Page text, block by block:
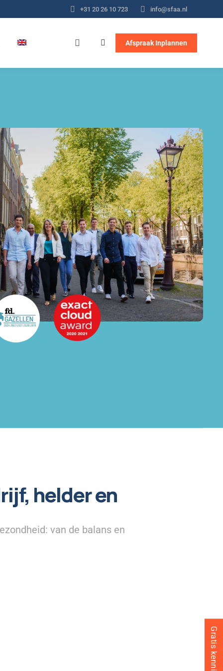
+31 20 26 10 723 info@sfaa.nl
Afspraak Inplannen
helder en
van de balans en